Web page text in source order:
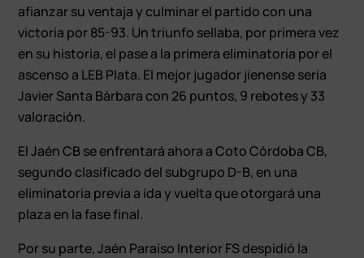
afianzar su ventaja y culminar el partido con una
victoria por 85-93. Un triunfo sellaba, por primera vez
en su historia, el pase a la primera eliminatoria por el
ascenso a LEB Plata. El mejor jugador jienense sería
Javier Santa Bárbara con 26 puntos, 9 rebotes y 33
valoración.
El Jaén CB se enfrentará ahora a Coto Córdoba CB,
segundo clasificado del subgrupo D-B, en una
eliminatoria previa a ida y vuelta que otorgará una
plaza en la fase final.
Por su parte, Jaén Paraíso Interior FS despidió la